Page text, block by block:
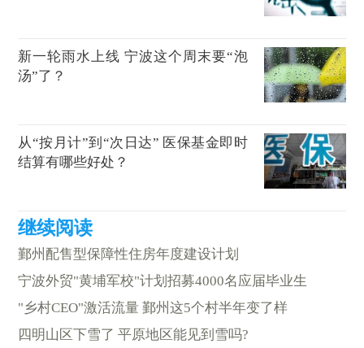
新一轮雨水上线 宁波这个周末要“泡
汤”了？
从“按月计”到“次日达” 医保基金即时
结算有哪些好处？
鄞州配售型保障性住房年度建设计划
宁波外贸"黄埔军校"计划招募4000名应届毕业生
"乡村CEO"激活流量 鄞州这5个村半年变了样
四明山区下雪了 平原地区能见到雪吗?